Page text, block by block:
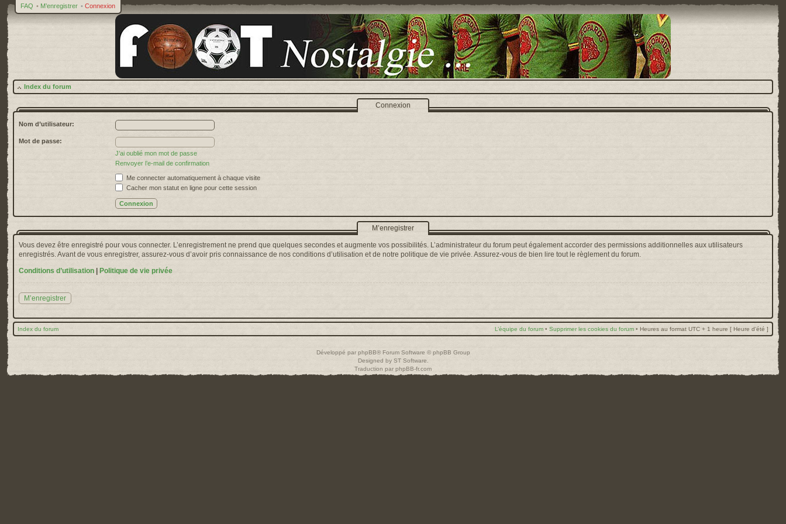
FAQ • M’enregistrer • Connexion
Index du forum
Connexion
Nom d’utilisateur:
Mot de passe:
J’ai oublié mon mot de passe
Renvoyer l’e-mail de confirmation
Me connecter automatiquement à chaque visite
Cacher mon statut en ligne pour cette session
M’enregistrer
Vous devez être enregistré pour vous connecter. L’enregistrement ne prend que quelques secondes et augmente vos possibilités. L’administrateur du forum peut également accorder des permissions additionnelles aux utilisateurs
enregistrés. Avant de vous enregistrer, assurez-vous d’avoir pris connaissance de nos conditions d’utilisation et de notre politique de vie privée. Assurez-vous de bien lire tout le règlement du forum.
Conditions d’utilisation
Politique de vie privée
M’enregistrer
Index du forum L’équipe du forum • Supprimer les cookies du forum • Heures au format UTC + 1 heure [ Heure d’été ]
Développé par phpBB® Forum Software © phpBB Group
Designed by ST Software
Traduction par phpBB-fr.com